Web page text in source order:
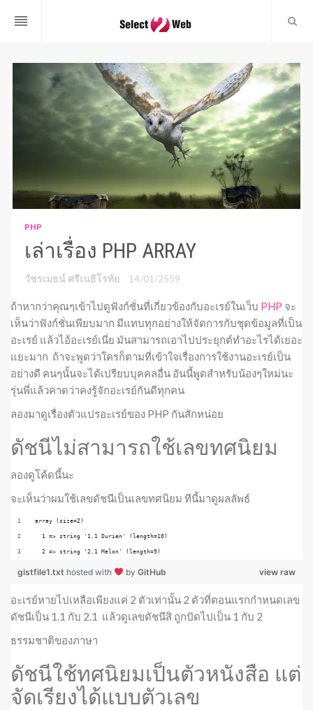
reorder
PHP
เล่าเรื่อง PHP ARRAY
วัชรเมธน์ ศรีเนธิโรทัย 14/01/2559
ถ้าหากว่าคุณๆเข้าไปดูฟังก์ชั่นที่เกี่ยวข้องกับอะเรย์ในเว็บ PHP จะ
เห็นว่าฟังก์ชั่นเพียบมาก มีแทบทุกอย่างให้จัดการกับชุดข้อมูลที่เป็น
อะเรย์ แล้วไอ้อะเรย์เนี่ย มันสามารถเอาไปประยุกต์ทำอะไรได้เยอะ
แยะมาก ถ้าจะพูดว่าใครก็ตามที่เข้าใจเรื่องการใช้งานอะเรย์เป็น
อย่างดี คนๆนั้นจะได้เปรียบบุคคลอื่น อันนี้พูดสำหรับน้องๆใหม่นะ
รุ่นพี่แล้วคาดว่าคงรู้จักอะเรย์กันดีทุกคน
ลองมาดูเรื่องตัวแปรอะเรย์ของ PHP กันสักหน่อย
ดัชนีไม่สามารถใช้เลขทศนิยม
ลองดูโค้ดนี้นะ
จะเห็นว่าผมใช้เลขดัชนีเป็นเลขทศนิยม ทีนี้มาดูผลลัพธ์
array (size=2)
  1 => string '1.1 Durien' (length=10)
  2 => string '2.1 Melon' (length=9)
view raw
gistfile1.txt hosted with by GitHub
อะเรย์หายไปเหลือเพียงแค่ 2 ตัวเท่านั้น 2 ตัวที่ตอนแรกกำหนดเลข
ดัชนีเป็น 1.1 กับ 2.1 แล้วดูเลขดัชนีสิ ถูกปัดไปเป็น 1 กับ 2
ธรรมชาติของภาษา
ดัชนีใช้ทศนิยมเป็นตัวหนังสือ แต่
จัดเรียงได้แบบตัวเลข